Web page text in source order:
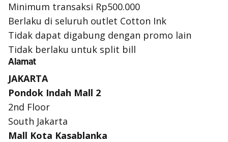
Minimum transaksi Rp500.000
Berlaku di seluruh outlet Cotton Ink
Tidak dapat digabung dengan promo lain
Tidak berlaku untuk split bill
Alamat
JAKARTA
Pondok Indah Mall 2
2nd Floor
South Jakarta
Mall Kota Kasablanka